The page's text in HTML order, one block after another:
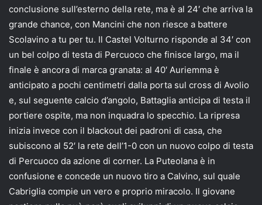
conclusione sull’esterno della rete, ma è al 24′ che arriva la
grande chance, con Mancini che non riesce a battere
Scolavino a tu per tu. Il Castel Volturno risponde al 34′ con
un bel colpo di testa di Percuoco che finisce largo, ma il
finale è ancora di marca granata: al 40′ Auriemma è
anticipato a pochi centimetri dalla porta sul cross di Avolio
e, sul seguente calcio d’angolo, Battaglia anticipa di testa il
portiere ospite, ma non inquadra lo specchio. La ripresa
inizia invece con il blackout dei padroni di casa, che
subiscono al 52′ la rete dell’1-0 con un nuovo colpo di testa
di Percuoco da azione di corner. La Puteolana è in
confusione e concede un nuovo tiro a Calvino, sul quale
Cabriglia compie un vero e proprio miracolo. Il giovane